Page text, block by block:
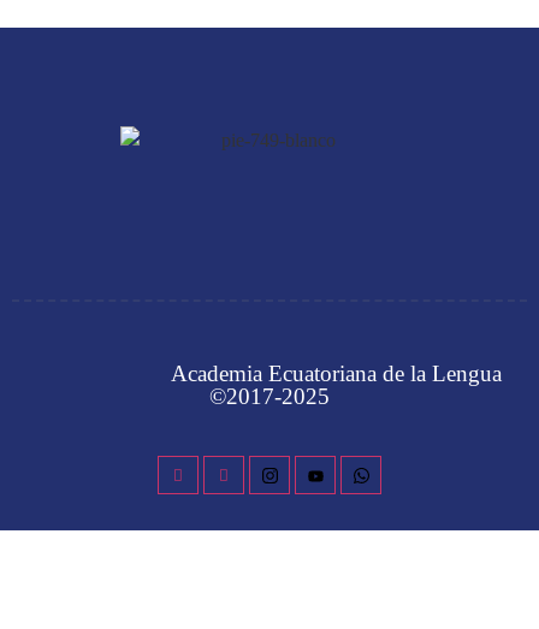
Academia Ecuatoriana de la Lengua
©2017-2025